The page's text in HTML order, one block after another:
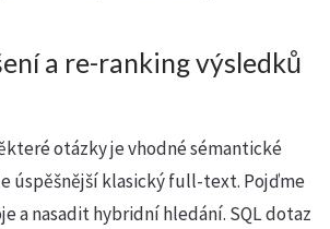
a re-ranking výsledků
otázky je vhodné sémantické
úspěšnější klasický full-text. Pojďme
a nasadit hybridní hledání. SQL dotaz